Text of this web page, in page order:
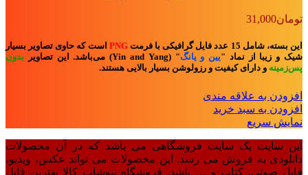
تومان31,000
این بسته، شامل 15 عدد فایل گرافیکی با فرمت PNG است که حاوی تصاویر بسیار
شیک و زیبا از نماد "یین و یانگ" (Yin and Yang) می‌باشد. این تصاویر بدون
پس‌زمینه و دارای کیفیت و رزولوشن بسیار بالایی هستند.
افزودن به علاقه مندی
افزودن به سبد خرید
نمایش سریع
این سایت یک سایت فروشگاهی می باشد که در آن محصولات
دانلودی به فروش می رسد. این محصولات می تواند عکس، ویدیو،
فایل صوتی، کتاب و … باشد. فروشگاه نیوشاپ کالا بهترین فایل